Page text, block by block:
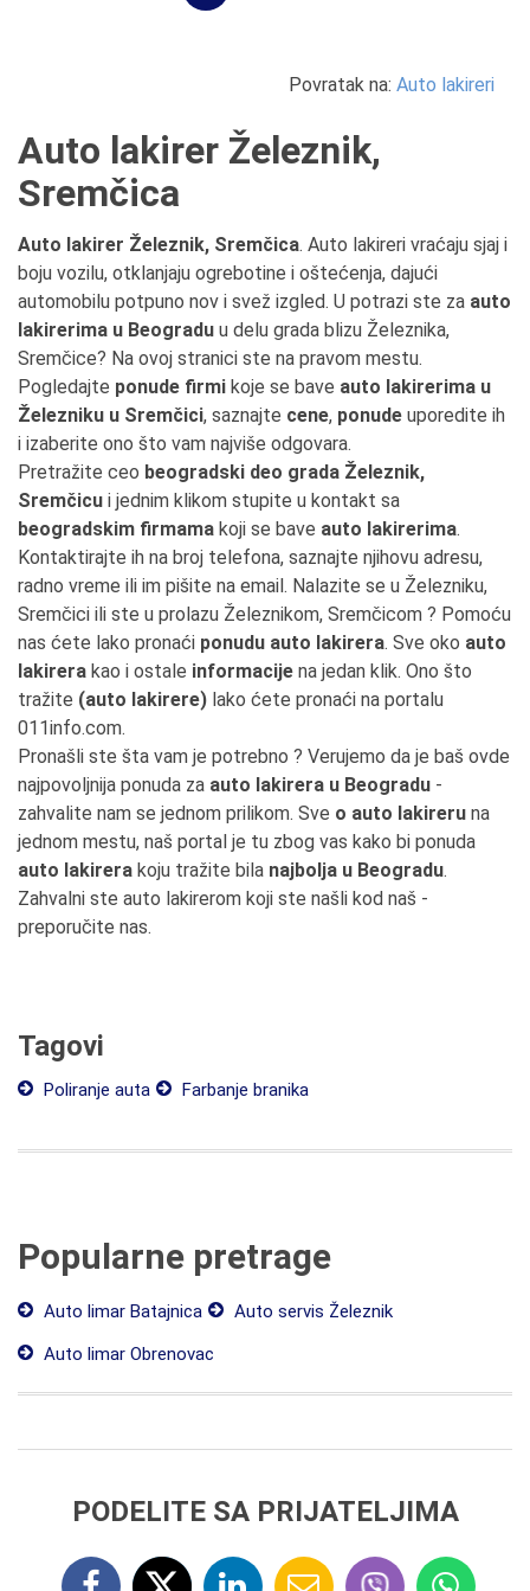
Povratak na: Auto lakireri
Auto lakirer Železnik,
Sremčica
Auto lakirer Železnik, Sremčica. Auto lakireri vraćaju sjaj i
boju vozilu, otklanjaju ogrebotine i oštećenja, dajući
automobilu potpuno nov i svež izgled. U potrazi ste za auto
lakirerima u Beogradu u delu grada blizu Železnika,
Sremčice? Na ovoj stranici ste na pravom mestu.
Pogledajte ponude firmi koje se bave auto lakirerima u
Železniku u Sremčici, saznajte cene, ponude uporedite ih
i izaberite ono što vam najviše odgovara.
Pretražite ceo beogradski deo grada Železnik,
Sremčicu i jednim klikom stupite u kontakt sa
beogradskim firmama koji se bave auto lakirerima.
Kontaktirajte ih na broj telefona, saznajte njihovu adresu,
radno vreme ili im pišite na email. Nalazite se u Železniku,
Sremčici ili ste u prolazu Železnikom, Sremčicom ? Pomoću
nas ćete lako pronaći ponudu auto lakirera. Sve oko auto
lakirera kao i ostale informacije na jedan klik. Ono što
tražite (auto lakirere) lako ćete pronaći na portalu
011info.com.
Pronašli ste šta vam je potrebno ? Verujemo da je baš ovde
najpovoljnija ponuda za auto lakirera u Beogradu -
zahvalite nam se jednom prilikom. Sve o auto lakireru na
jednom mestu, naš portal je tu zbog vas kako bi ponuda
auto lakirera koju tražite bila najbolja u Beogradu.
Zahvalni ste auto lakirerom koji ste našli kod naš -
preporučite nas.
Tagovi
Poliranje auta Farbanje branika
Popularne pretrage
Auto limar Batajnica
Auto servis Železnik
Auto limar Obrenovac
PODELITE SA PRIJATELJIMA